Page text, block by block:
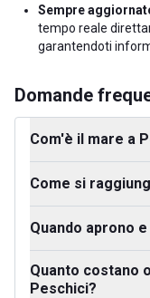
Sempre
tempo reale
garantendoti
Domande
Com'è il mare a
Come si
Quando aprono
Quanto costano
Peschici?